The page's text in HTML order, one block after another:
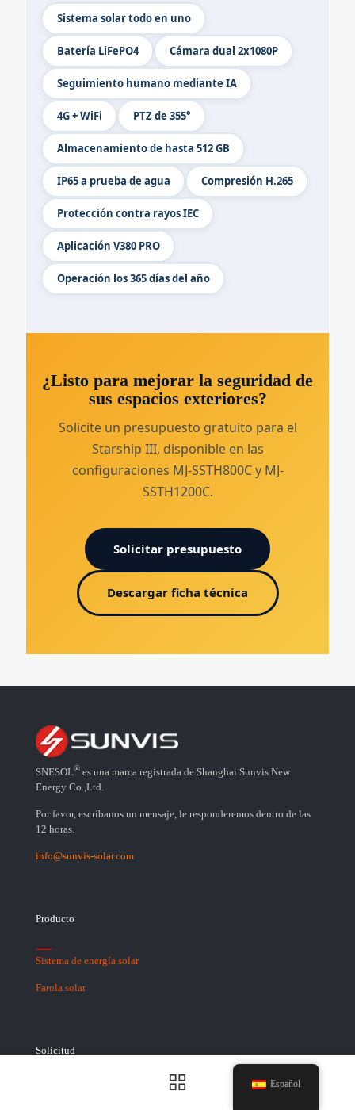
Sistema solar todo en uno
Batería LiFePO4 Cámara dual 2x1080P
Seguimiento humano mediante IA
4G + WiFi PTZ de 355°
Almacenamiento de hasta 512 GB
IP65 a prueba de agua Compresión H.265
Protección contra rayos IEC
Aplicación V380 PRO
Operación los 365 días del año
¿Listo para mejorar la seguridad de
sus espacios exteriores?
Solicite un presupuesto gratuito para el
Starship III, disponible en las
configuraciones MJ-SSTH800C y MJ-
SSTH1200C.
Solicitar presupuesto
Descargar ficha técnica
SNESOL® es una marca registrada de Shanghai Sunvis New
Energy Co.,Ltd.
Por favor, escríbanos un mensaje, le responderemos dentro de las
12 horas.
info@sunvis-solar.com
Producto
Sistema de energía solar
Farola solar
Solicitud
Español